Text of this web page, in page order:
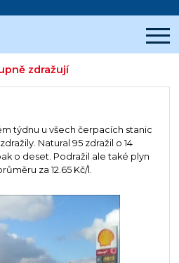
zdražují
týdnu u všech čerpacích stanic
Natural 95 zdražil o 14
o deset. Podražil ale také plyn
za 12.65 Kč/l.